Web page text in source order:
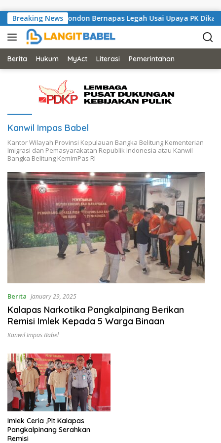
Breaking News
Musisi Asal London Bernapas Legah Usai Upaya PK
Berita Hukum MyAct Literasi Pemerintahan
Kanwil Impas Babel
Kantor Wilayah Provinsi Kepulauan Bangka Belitung Kementerian
Imigrasi dan Pemasyarakatan Republik Indonesia atau Kanwil
Bangka Belitung KemimPas RI
Berita January 29, 2025
Kalapas Narkotika Pangkalpinang Berikan
Remisi Imlek Kepada 5 Warga Binaan
Kanwil Impas Babel
Imlek Ceria ,Plt Kalapas
Pangkalpinang Serahkan
Remisi